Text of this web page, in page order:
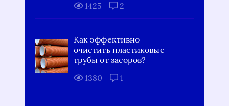
1425
2
Как эффективно
очистить пластиковые
трубы от засоров?
1380
1